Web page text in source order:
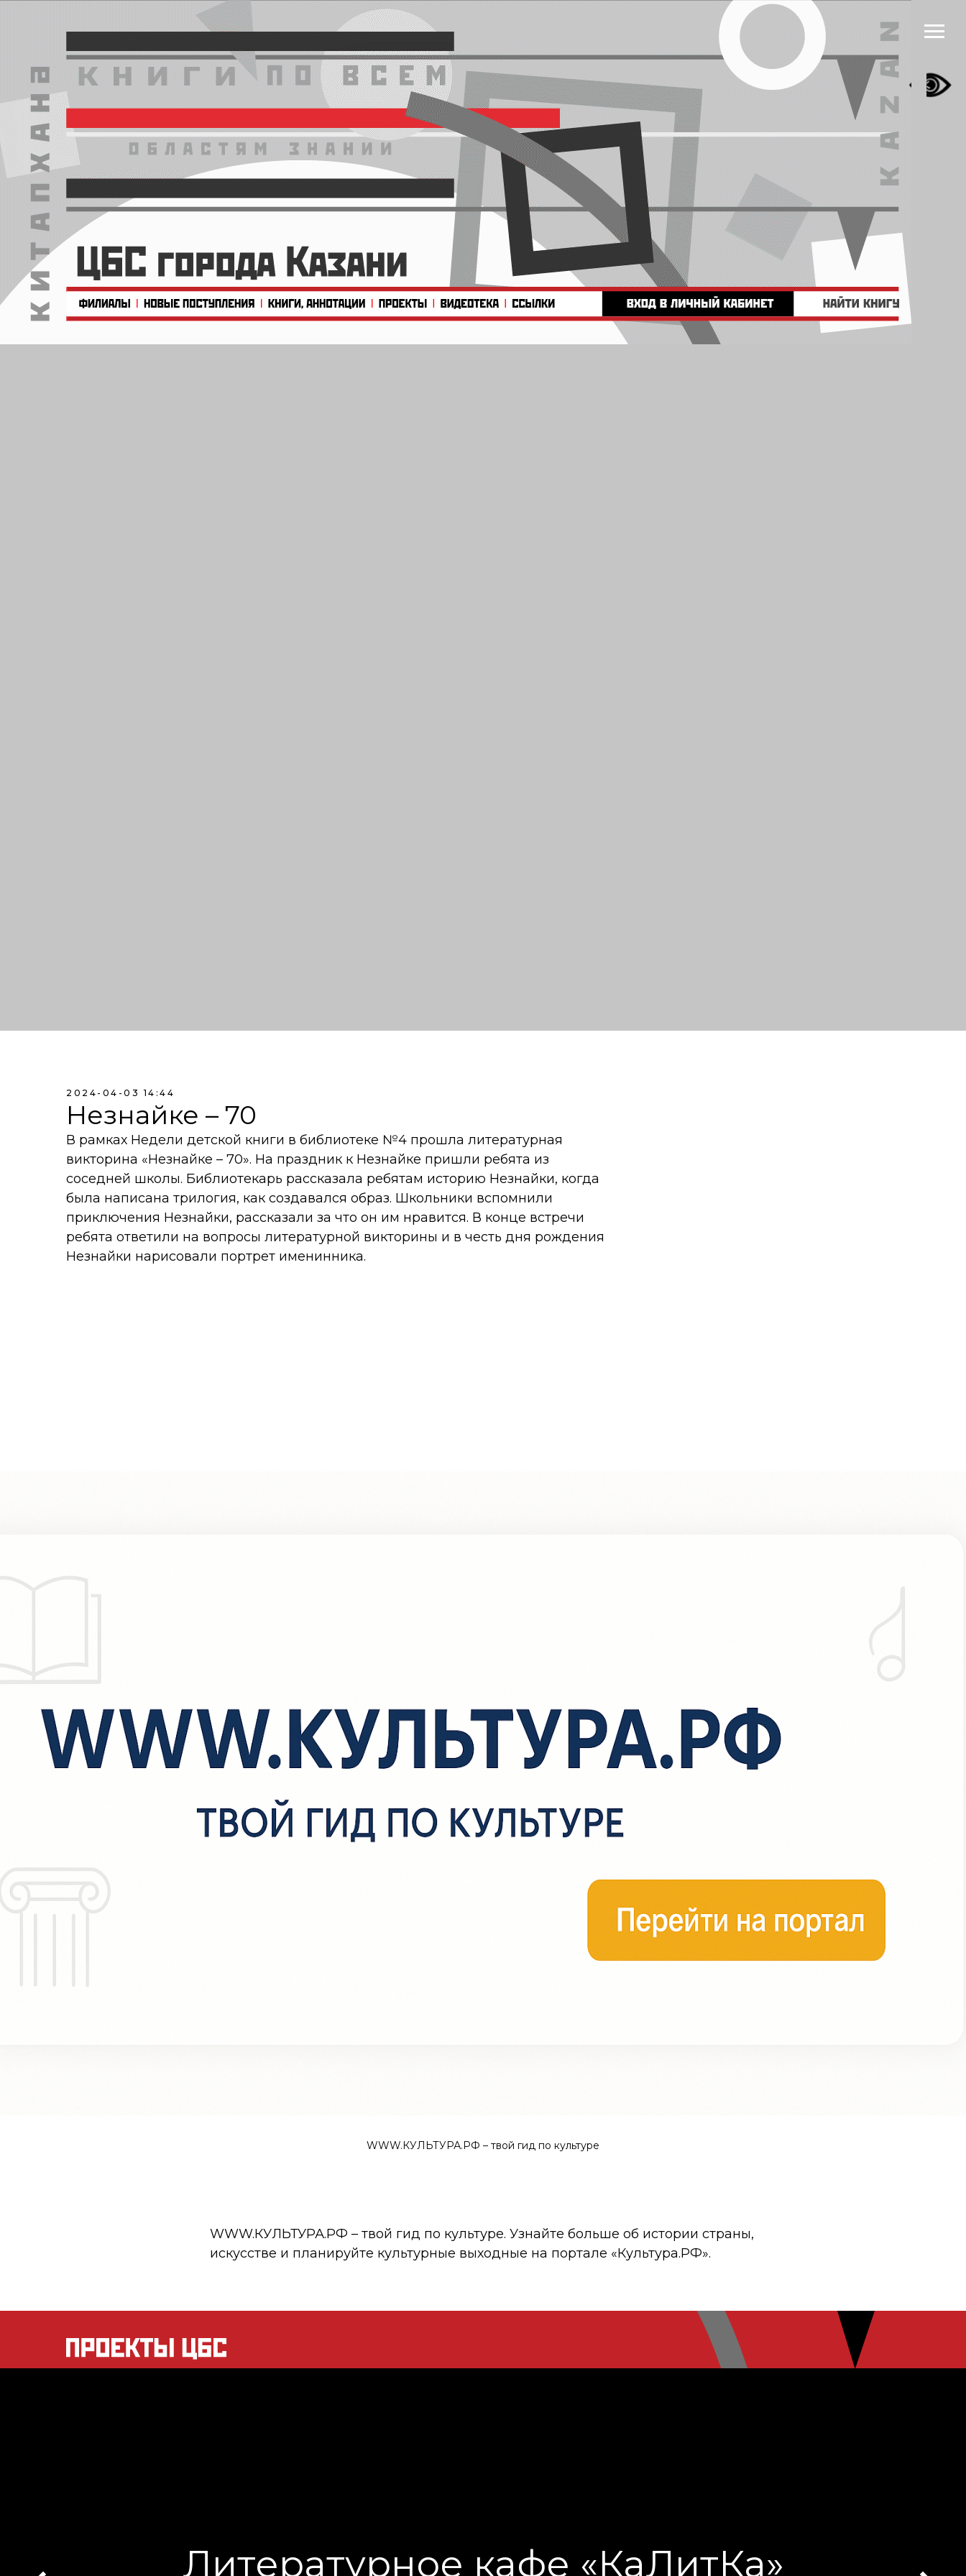
2024-04-03 14:44
Незнайке – 70
В рамках Недели детской книги в библиотеке №4 прошла литературная
викторина «Незнайке – 70». На праздник к Незнайке пришли ребята из
соседней школы. Библиотекарь рассказала ребятам историю Незнайки, когда
была написана трилогия, как создавался образ. Школьники вспомнили
приключения Незнайки, рассказали за что он им нравится. В конце встречи
ребята ответили на вопросы литературной викторины и в честь дня рождения
Незнайки нарисовали портрет именинника.
WWW.КУЛЬТУРА.РФ – твой гид по культуре
WWW.КУЛЬТУРА.РФ – твой гид по культуре. Узнайте больше об истории страны,
искусстве и планируйте культурные выходные на портале «Культура.РФ».
Книжный фестиваль «Книга-Фест»